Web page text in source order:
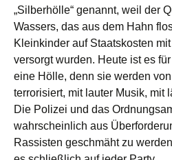
„Silberhölle“ genannt, weil der
Wassers, das aus dem Hahn
Kleinkinder auf Staatskosten
versorgt wurden. Heute ist es
eine Hölle, denn sie werden
terrorisiert, mit lauter Musik, mit
Die Polizei und das
wahrscheinlich aus
Rassisten geschmäht zu